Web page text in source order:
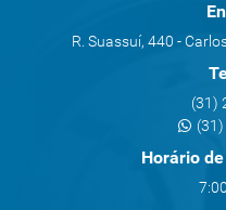
R. Suassuí, 440 -
(31)
Horário